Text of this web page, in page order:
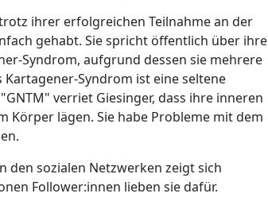
ihrer erfolgreichen Teilnahme an der
gehabt. Sie spricht öffentlich über ihre
Syndrom, aufgrund dessen sie mehrere
Syndrom ist eine seltene
verriet Giesinger, dass ihre inneren
lägen. Sie habe Probleme mit dem
den sozialen Netzwerken zeigt sich
Follower:innen lieben sie dafür.